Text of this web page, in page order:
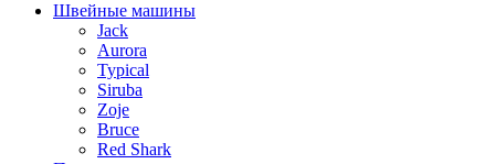
Швейные машины
Jack
Aurora
Typical
Siruba
Zoje
Bruce
Red Shark